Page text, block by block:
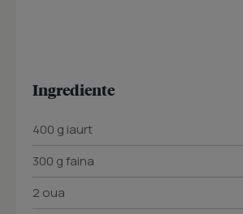
Ingrediente
400 g iaurt
300 g faina
2 oua